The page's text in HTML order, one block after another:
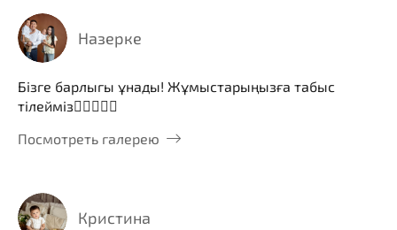
Назерке
Бізге барлыгы ұнады! Жұмыстарыңызға табыс
тілейміз👍🏻🙌🏻🥰
Посмотреть галерею
Кристина